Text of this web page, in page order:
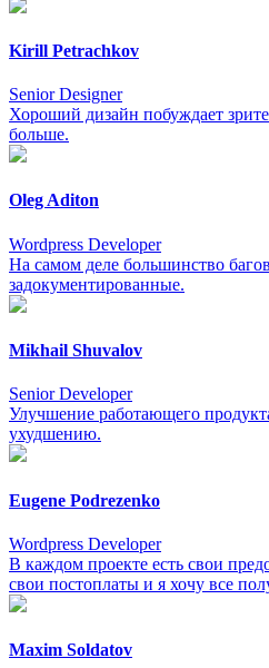
Kirill Petrachkov
Senior Designer
Хороший дизайн побуждает
больше.
Oleg Aditon
Wordpress Developer
На самом деле большинство
задокументированные.
Mikhail Shuvalov
Senior Developer
Улучшение работающего
ухудшению.
Eugene Podrezenko
Wordpress Developer
В каждом проекте есть свои
свои постоплаты и я хочу все
Maxim Soldatov